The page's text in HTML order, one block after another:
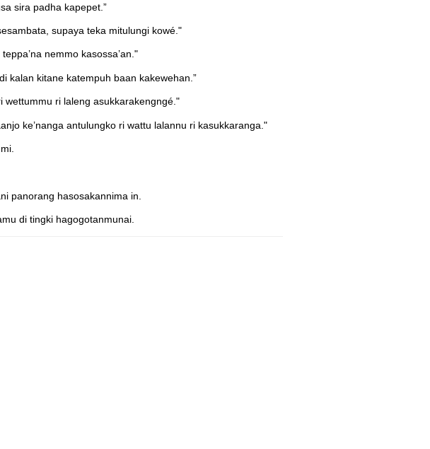
sira padha kapepet.”
supaya teka mitulungi kowé."
nemmo kasossa’an."
kalan kitane katempuh baan kakewehan.”
ri laleng asukkarakengngé."
ke’nanga antulungko ri wattu lalannu ri kasukkaranga."
panorang hasosakannima in.
di tingki hagogotanmunai.